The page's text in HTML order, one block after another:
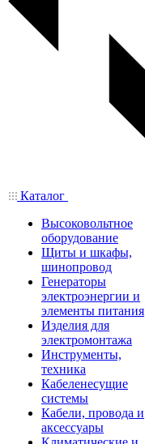
Каталог
Высоковольтное
оборудование
Щиты и шкафы,
шинопровод
Генераторы
электроэнергии и
элементы питания
Изделия для
электромонтажа
Инструменты,
техника
Кабеленесущие
системы
Кабели, провода и
аксессуары